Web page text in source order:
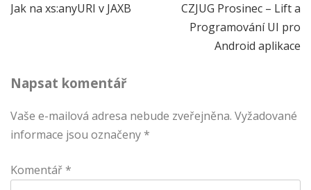
Navigace
Jak na xs:anyURI v JAXB
CZJUG Prosinec – Lift a
Programování UI pro
Android aplikace
Napsat komentář
Vaše e-mailová adresa nebude zveřejněna. Vyžadované
informace jsou označeny *
Komentář *